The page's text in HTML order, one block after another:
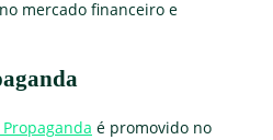
mercado financeiro e
é promovido no